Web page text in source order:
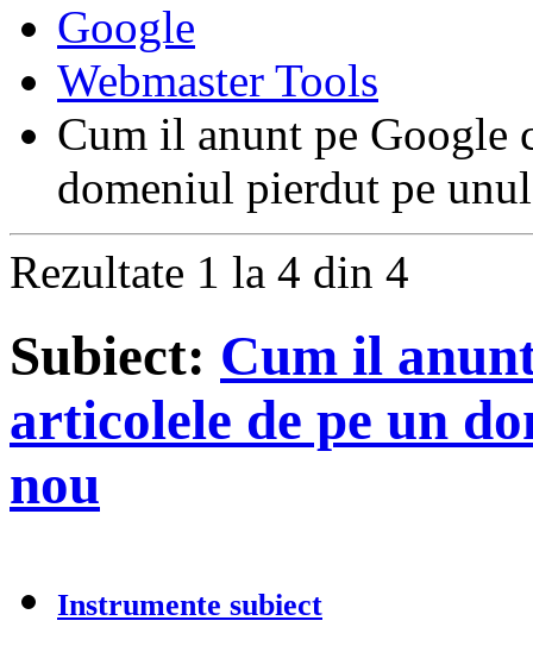
Google
Webmaster Tools
Cum il anunt pe Google
domeniul pierdut pe
Rezultate 1 la 4 din 4
Subiect: Cum il
articolele de pe un
nou
Instrumente subiect